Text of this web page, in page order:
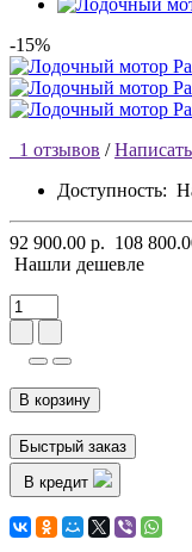
-15%
1 отзывов /
Доступность:
92 900.00 р. 108
Нашли дешевле
В корзину
Быстрый заказ
В кредит